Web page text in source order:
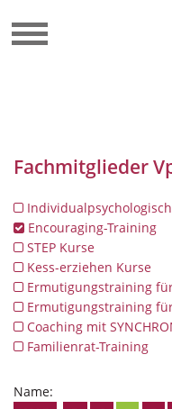
Fachmitglieder
Encouraging-Training
STEP Kurse
Kess-erziehen Kurse
Ermutigungstraining
Ermutigungstraining
Coaching mit
Familienrat-Training
Name: